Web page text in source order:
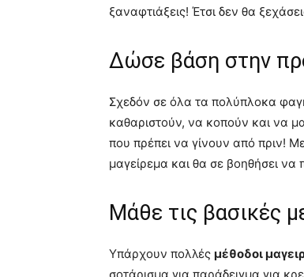
Υπάρχουν πολλέςμέθοδοι
μαγειρικής που πρέπει να
να μάθεις πως θα ψήνεις στο
να γνωρίζουμε πως δουλεύει ο
αρχάριους!
Μην φοβάσαι τα